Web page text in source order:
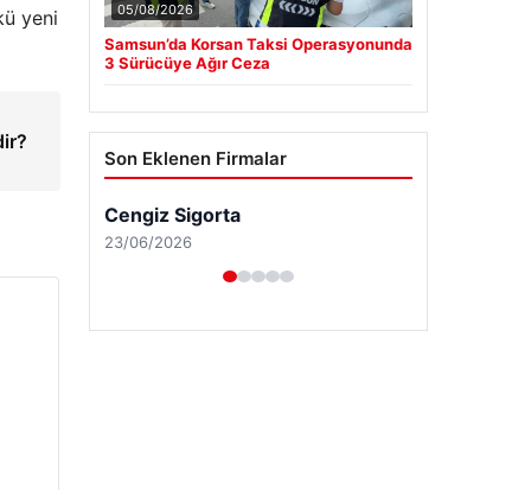
yeni
05/08/2026
Samsun’da Korsan Taksi Operasyonunda
3 Sürücüye Ağır Ceza
Son Eklenen Firmalar
Cengiz Sigorta
23/06/2026